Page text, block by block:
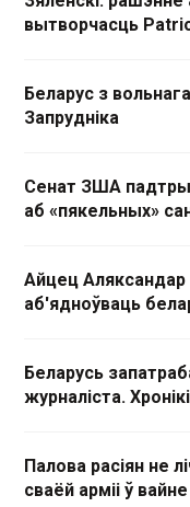
вытворчасць
Беларус з
Запрудніка
Сенат ЗША
аб «пякельных»
Айцец Аляксандар
аб'ядноўваць
Беларусь
журналіста.
Палова расіян не
сваёй арміі ў